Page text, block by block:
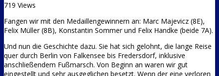
719 Views
Fangen wir mit den Medaillengewinnern an: Marc Majevicz (8E),
Felix Müller (8B), Konstantin Sommer und Felix Handke (beide 7A).
Und nun die Geschichte dazu. Sie hat sich gelohnt, die lange Reise
quer durch Berlin von Falkensee bis Fredersdorf, inklusive
anschließendem Fußmarsch. Von Beginn an waren wir gut
eingestellt und sehr ausgeglichen besetzt. Wenn der eine verloren